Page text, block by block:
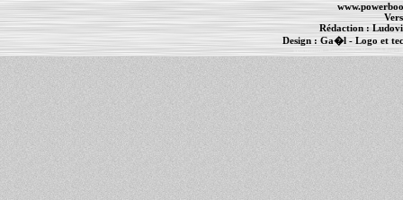
Rédaction :
Design : Ga�l- Logo et